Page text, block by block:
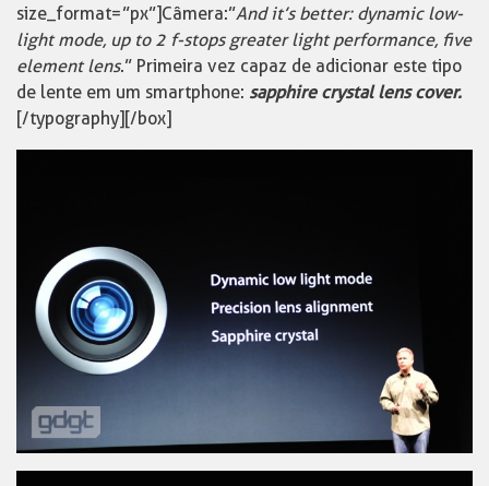
size_format=”px”]Câmera:”And it’s better: dynamic low-
light mode, up to 2 f-stops greater light performance, five
element lens.” Primeira vez capaz de adicionar este tipo
de lente em um smartphone: sapphire crystal lens cover.
[/typography][/box]